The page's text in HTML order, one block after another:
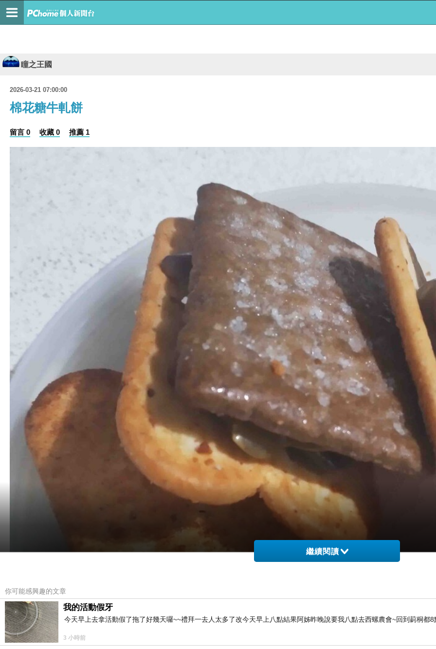
瞳之王國
2026-03-21 07:00:00
棉花糖牛軋餅
留言 0 收藏 0 推薦 1
繼續閱讀
你可能感興趣的文章
我的活動假牙
今天早上去拿活動假了拖了好幾天囉~~禮拜一去人太多了改今天早上八點結果阿姊昨晚說要我八點去西螺農會~回到莿桐都8
3 小時前